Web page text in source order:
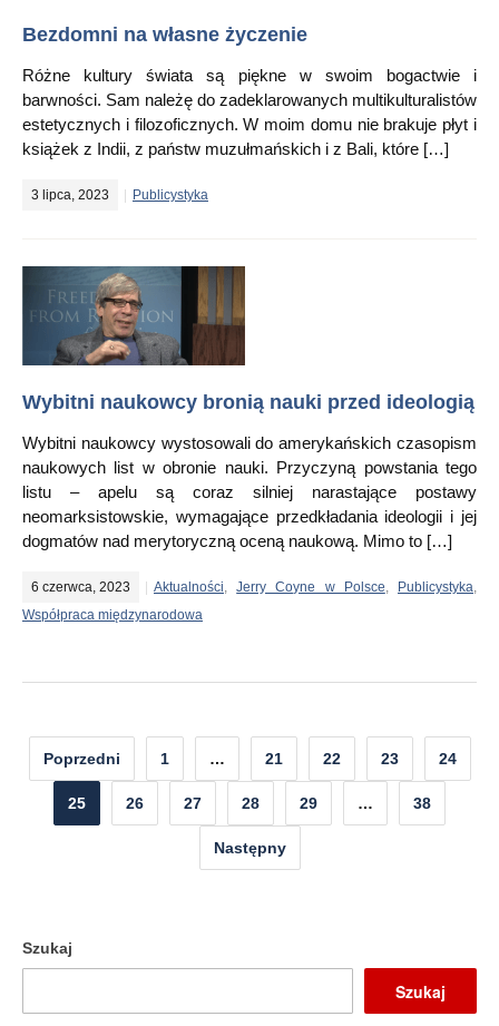
Bezdomni na własne życzenie
Różne kultury świata są piękne w swoim bogactwie i
barwności. Sam należę do zadeklarowanych multikulturalistów
estetycznych i filozoficznych. W moim domu nie brakuje płyt i
książek z Indii, z państw muzułmańskich i z Bali, które […]
3 lipca, 2023 Publicystyka
Wybitni naukowcy bronią nauki przed ideologią
Wybitni naukowcy wystosowali do amerykańskich czasopism
naukowych list w obronie nauki. Przyczyną powstania tego
listu – apelu są coraz silniej narastające postawy
neomarksistowskie, wymagające przedkładania ideologii i jej
dogmatów nad merytoryczną oceną naukową. Mimo to […]
6 czerwca, 2023 Aktualności,Jerry Coyne w Polsce, Publicystyka,
Współpraca międzynarodowa
Nawigacja
Poprzedni 1 … 21 22 23 24
25 26 27 28 29 … 38
Następny
Szukaj
Szukaj